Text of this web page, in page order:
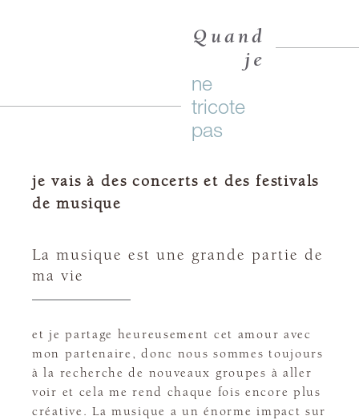
Quand
je
ne
tricote
pas
je vais à des concerts et des festivals
de musique
La musique est une grande partie de
ma vie
et je partage heureusement cet amour avec
mon partenaire, donc nous sommes toujours
à la recherche de nouveaux groupes à aller
voir et cela me rend chaque fois encore plus
créative. La musique a un énorme impact sur